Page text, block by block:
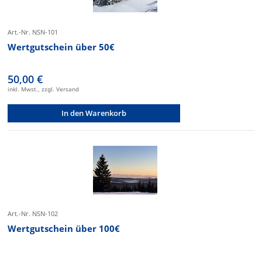
Art.-Nr. NSN-101
Wertgutschein über 50€
50,00 €
inkl. Mwst., zzgl. Versand
In den Warenkorb
Art.-Nr. NSN-102
Wertgutschein über 100€